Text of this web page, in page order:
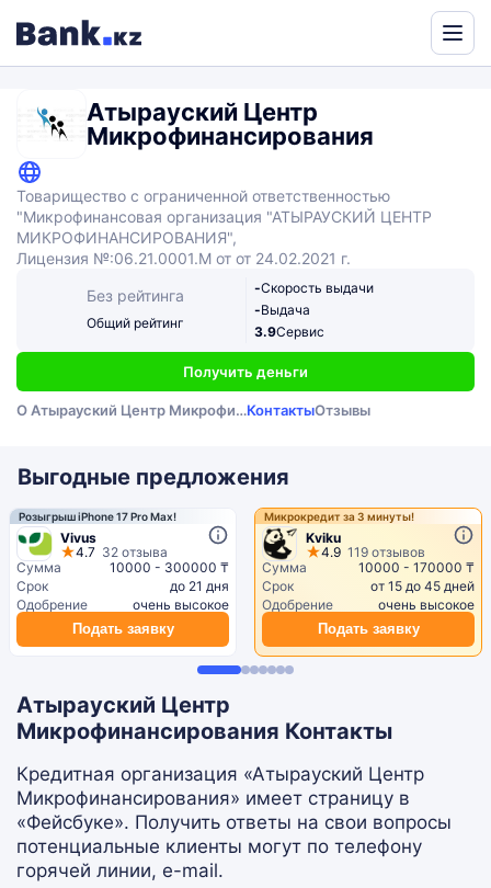
Атырауский Центр
Микрофинансирования
Товарищество с ограниченной ответственностью
"Микрофинансовая организация "АТЫРАУСКИЙ ЦЕНТР
МИКРОФИНАНСИРОВАНИЯ",
Лицензия №:06.21.0001.М от от 24.02.2021 г.
Без рейтинга
Общий рейтинг
-Скорость выдачи
-Выдача
3.9Сервис
Получить деньги
О Атырауский Центр МикрофинансированияКонтактыОтзывы
Выгодные предложения
Розыгрыш iPhone 17 Pro Max!
Vivus
4.7 32 отзыва
Сумма
10000 - 300000 ₸
Срок
до 21 дня
Одобрение
очень высокое
Подать заявку
Микрокредит за 3 минуты!
Kviku
4.9 119 отзывов
Сумма
10000 - 170000 ₸
Срок
от 15 до 45 дней
Одобрение
очень высокое
Подать заявку
Атырауский Центр
Микрофинансирования Контакты
Кредитная организация «Атырауский Центр
Микрофинансирования» имеет страницу в
«Фейсбуке». Получить ответы на свои вопросы
потенциальные клиенты могут по телефону
горячей линии, e-mail.